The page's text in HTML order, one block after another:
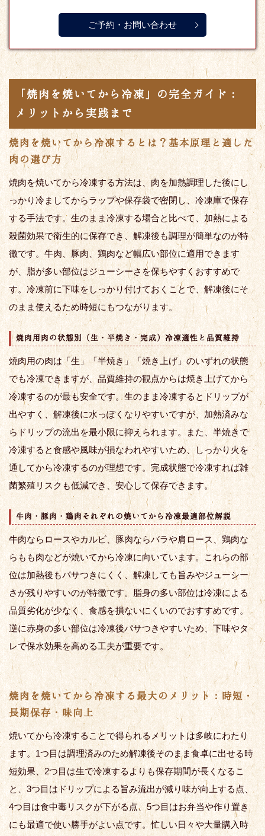
ご予約・お問い合わせ
「焼肉を焼いてから冷凍」の完全ガイド：
メリットから実践まで
焼肉を焼いてから冷凍するとは？基本原理と適した
肉の選び方
焼肉を焼いてから冷凍する方法は、肉を加熱調理した後にし
っかり冷ましてからラップや保存袋で密閉し、冷凍庫で保存
する手法です。生のまま冷凍する場合と比べて、加熱による
殺菌効果で衛生的に保存でき、解凍後も調理が簡単なのが特
徴です。牛肉、豚肉、鶏肉など幅広い部位に適用できます
が、脂が多い部位はジューシーさを保ちやすくおすすめで
す。冷凍前に下味をしっかり付けておくことで、解凍後にそ
のまま使えるため時短にもつながります。
焼肉用肉の状態別（生・半焼き・完成）冷凍適性と品質維持
焼肉用の肉は「生」「半焼き」「焼き上げ」のいずれの状態
でも冷凍できますが、品質維持の観点からは焼き上げてから
冷凍するのが最も安全です。生のまま冷凍するとドリップが
出やすく、解凍後に水っぽくなりやすいですが、加熱済みな
らドリップの流出を最小限に抑えられます。また、半焼きで
冷凍すると食感や風味が損なわれやすいため、しっかり火を
通してから冷凍するのが理想です。完成状態で冷凍すれば雑
菌繁殖リスクも低減でき、安心して保存できます。
牛肉・豚肉・鶏肉それぞれの焼いてから冷凍最適部位解説
牛肉ならロースやカルビ、豚肉ならバラや肩ロース、鶏肉な
らもも肉などが焼いてから冷凍に向いています。これらの部
位は加熱後もパサつきにくく、解凍しても旨みやジューシー
さが残りやすいのが特徴です。脂身の多い部位は冷凍による
品質劣化が少なく、食感を損ないにくいのでおすすめです。
逆に赤身の多い部位は冷凍後パサつきやすいため、下味やタ
レで保水効果を高める工夫が重要です。
焼肉を焼いてから冷凍する最大のメリット：時短・
長期保存・味向上
焼いてから冷凍することで得られるメリットは多岐にわたり
ます。1つ目は調理済みのため解凍後そのまま食卓に出せる時
短効果、2つ目は生で冷凍するよりも保存期間が長くなるこ
と、3つ目はドリップによる旨み流出が減り味が向上する点、
4つ目は食中毒リスクが下がる点、5つ目はお弁当や作り置き
にも最適で使い勝手がよい点です。忙しい日々や大量購入時